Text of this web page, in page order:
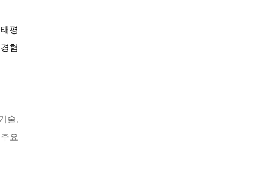
평
험
술,
요